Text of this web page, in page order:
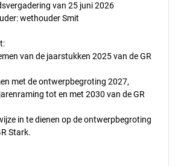
van 25 juni 2026
wethouder Smit
van de jaarstukken 2025 van de GR
met de ontwerpbegroting 2027,
tot en met 2030 van de GR
in te dienen op de ontwerpbegroting
Stark.